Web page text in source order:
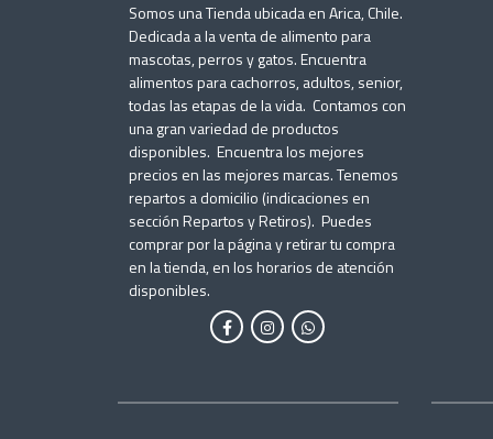
Somos una Tienda ubicada en Arica, Chile.
Dedicada a la venta de alimento para
mascotas, perros y gatos. Encuentra
alimentos para cachorros, adultos, senior,
todas las etapas de la vida. Contamos con
una gran variedad de productos
disponibles. Encuentra los mejores
precios en las mejores marcas. Tenemos
repartos a domicilio (indicaciones en
sección Repartos y Retiros). Puedes
comprar por la página y retirar tu compra
en la tienda, en los horarios de atención
disponibles.